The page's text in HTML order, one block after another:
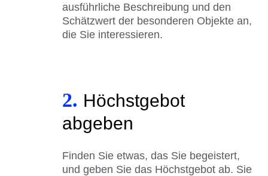
ausführliche Beschreibung und den
Schätzwert der besonderen Objekte an,
die Sie interessieren.
2. Höchstgebot
abgeben
Finden Sie etwas, das Sie begeistert,
und geben Sie das Höchstgebot ab. Sie